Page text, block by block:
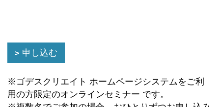
申し込む
※ゴデスクリエイト ホームページシステムをご利
用の方限定のオンラインセミナー です。